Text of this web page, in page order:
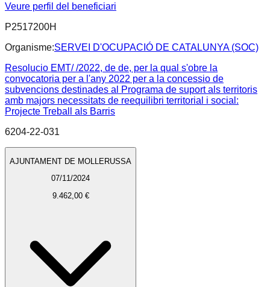
Veure perfil del beneficiari
P2517200H
Organisme:SERVEI D'OCUPACIÓ DE CATALUNYA (SOC)
Resolucio EMT/ /2022, de de, per la qual s'obre la
convocatoria per a l'any 2022 per a la concessio de
subvencions destinades al Programa de suport als territoris
amb majors necessitats de reequilibri territorial i social:
Projecte Treball als Barris
6204-22-031
AJUNTAMENT DE MOLLERUSSA
07/11/2024
9.462,00 €